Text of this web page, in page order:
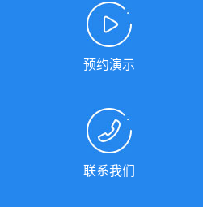
预约演示
联系我们